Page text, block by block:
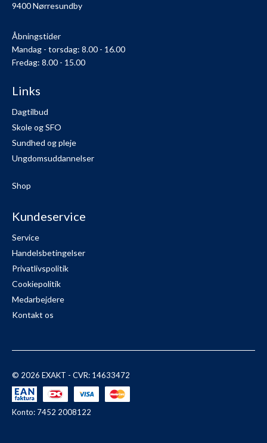
9400 Nørresundby
Åbningstider
Mandag - torsdag: 8.00 - 16.00
Fredag: 8.00 - 15.00
Links
Dagtilbud
Skole og SFO
Sundhed og pleje
Ungdomsuddannelser
Shop
Kundeservice
Service
Handelsbetingelser
Privatlivspolitik
Cookiepolitik
Medarbejdere
Kontakt os
© 2026 EXAKT - CVR: 14633472
Konto: 7452 2008122